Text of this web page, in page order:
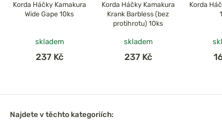
Korda Háčky Kamakura
Wide Gape 10ks
skladem
237 Kč
Korda Háčky Kamakura
Krank Barbless (bez
protihrotu) 10ks
skladem
237 Kč
Korda
Najdete v těchto kategoriích: